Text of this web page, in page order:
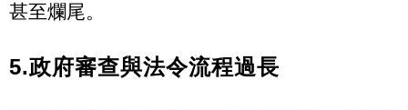
甚至爛尾。
5.政府審查與法令流程過長